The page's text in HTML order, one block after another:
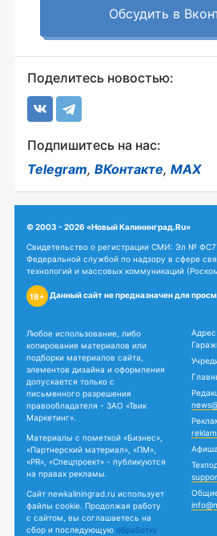
Обсудить в
Поделитесь новостью:
Подпишитесь на нас:
Telegram, ВКонтакте, MAX
© 2003 - 2026 «Новый Калининград.Ru»
Свидетельство о регистрации СМИ: Эл №
Федеральной службой по надзору в сфере
технологий и массовых коммуникаций
18+ Данный сайт не предназначен для
Любое использование, либо
копирование материалов или
подборки материалов сайта,
элементов дизайна и оформления
допускается только с
письменного разрешения
правообладателя - ЗАО «Твик
Маркетинг».
Материалы с пометкой «Бизнес»,
«Партнерский материал», «ПМ»,
«PR», «Спецпроект» - публикуются
на правах рекламы.
Сайт newkaliningrad.ru использует
файлы cookie. Продолжая работу
с сайтом, вы соглашаетесь на
сбор и последующую обработку